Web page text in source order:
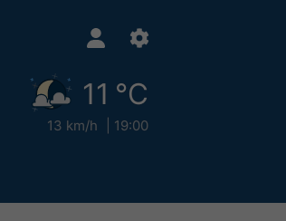
11 °C
13 km/h 19:00